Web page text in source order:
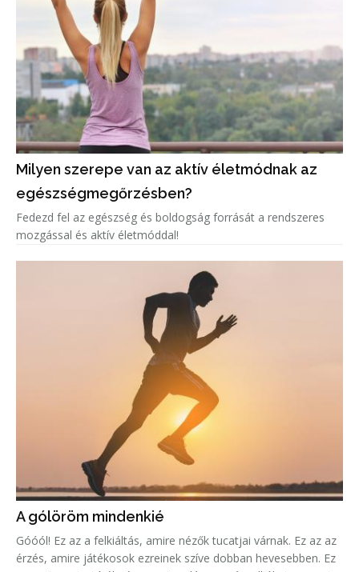
Milyen szerepe van az aktív életmódnak az
egészségmegőrzésben?
Fedezd fel az egészség és boldogság forrását a rendszeres
mozgással és aktív életmóddal!
A gólöröm mindenkié
Góóól! Ez az a felkiáltás, amire nézők tucatjai várnak. Ez az az
érzés, amire játékosok ezreinek szíve dobban hevesebben. Ez